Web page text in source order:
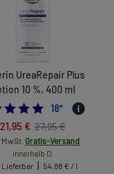
UreaRepair Plus
10 %, 400 ml
18*
21,95 € 27,95 €
Gratis-Versand
innerhalb D.
Lieferbar
54,88 € / l